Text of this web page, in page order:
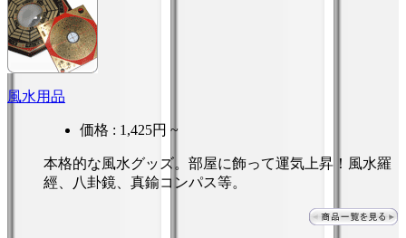
風水用品
価格 : 1,425円 ~
本格的な風水グッズ。部屋に飾って運気上昇！風水羅
經、八卦鏡、真鍮コンパス等。